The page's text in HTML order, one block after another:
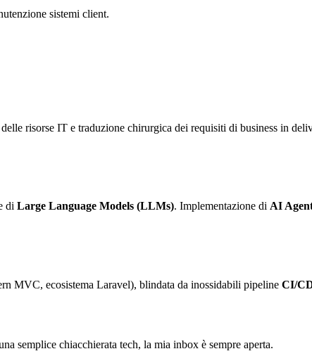
sistemi client.
risorse IT e traduzione chirurgica dei requisiti di business in
di Large Language Models (LLMs). Implementazione di AI
MVC, ecosistema Laravel), blindata da inossidabili pipeline CI/
semplice chiacchierata tech, la mia inbox è sempre aperta.